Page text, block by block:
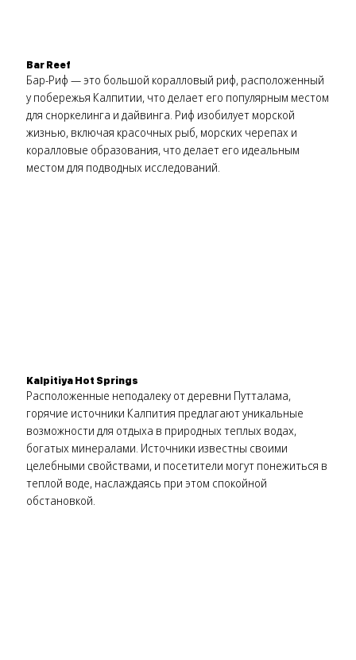
Bar Reef
Бар-Риф — это большой коралловый риф, расположенный
у побережья Калпитии, что делает его популярным местом
для сноркелинга и дайвинга. Риф изобилует морской
жизнью, включая красочных рыб, морских черепах и
коралловые образования, что делает его идеальным
местом для подводных исследований.
Kalpitiya Hot Springs
Расположенные неподалеку от деревни Путталама,
горячие источники Калпития предлагают уникальные
возможности для отдыха в природных теплых водах,
богатых минералами. Источники известны своими
целебными свойствами, и посетители могут понежиться в
теплой воде, наслаждаясь при этом спокойной
обстановкой.